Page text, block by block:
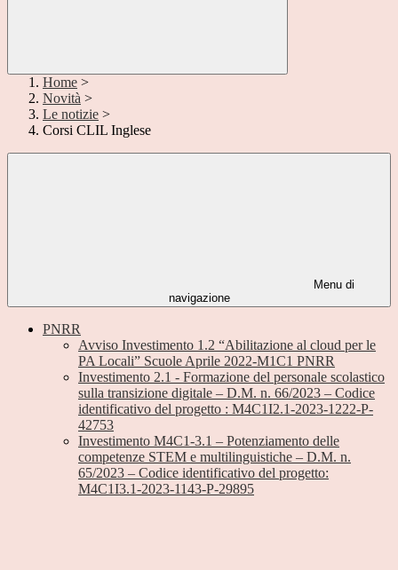
Home >
Novità >
Le notizie >
Corsi CLIL Inglese
Menu di
navigazione
PNRR
Avviso Investimento 1.2 “Abilitazione al cloud per le
PA Locali” Scuole Aprile 2022-M1C1 PNRR
Investimento 2.1 - Formazione del personale scolastico
sulla transizione digitale – D.M. n. 66/2023 – Codice
identificativo del progetto : M4C1I2.1-2023-1222-P-
42753
Investimento M4C1-3.1 – Potenziamento delle
competenze STEM e multilinguistiche – D.M. n.
65/2023 – Codice identificativo del progetto:
M4C1I3.1-2023-1143-P-29895